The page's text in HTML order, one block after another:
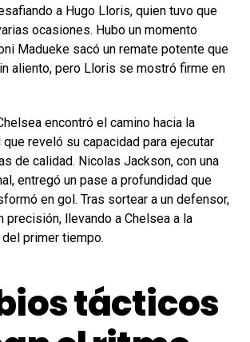
a Hugo Lloris, quien tuvo que
ocasiones. Hubo un momento
Madueke sacó un remate potente que
aliento, pero Lloris se mostró firme en
encontró el camino hacia la
que reveló su capacidad para ejecutar
de calidad. Nicolas Jackson, con una
entregó un pase a profundidad que
en gol. Tras sortear a un defensor,
precisión, llevando a Chelsea a la
primer tiempo.
tácticos